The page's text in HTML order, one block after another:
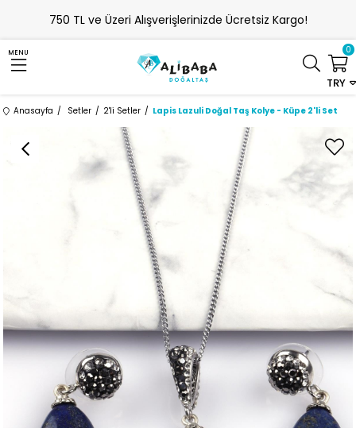
750 TL ve Üzeri Alışverişlerinizde Ücretsiz Kargo!
MENU
TRY
0
Anasayfa Setler 2'li Setler Lapis Lazuli Doğal Taş Kolye - Küpe 2'li Set